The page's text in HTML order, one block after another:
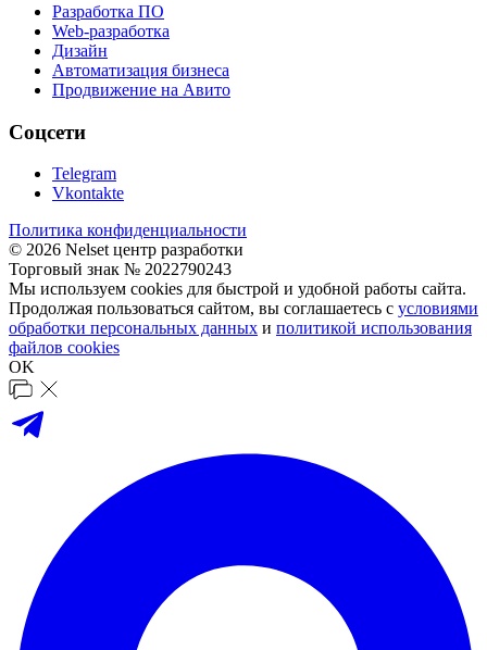
Разработка ПО
Web-разработка
Дизайн
Автоматизация бизнеса
Продвижение на Авито
Соцсети
Telegram
Vkontakte
Политика конфиденциальности
© 2026 Nelset центр разработки
Торговый знак № 2022790243
Мы используем cookies для быстрой и удобной работы сайта.
Продолжая пользоваться сайтом, вы соглашаетесь с условиями
обработки персональных данных и политикой использования
файлов cookies
OK